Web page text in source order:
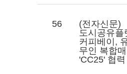
56
(전자신문)
도시공유플
커피베이,
무인 복합
'CC25' 협력